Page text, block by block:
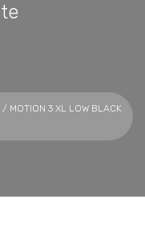
/ MOTION 3 XL LOW BLACK